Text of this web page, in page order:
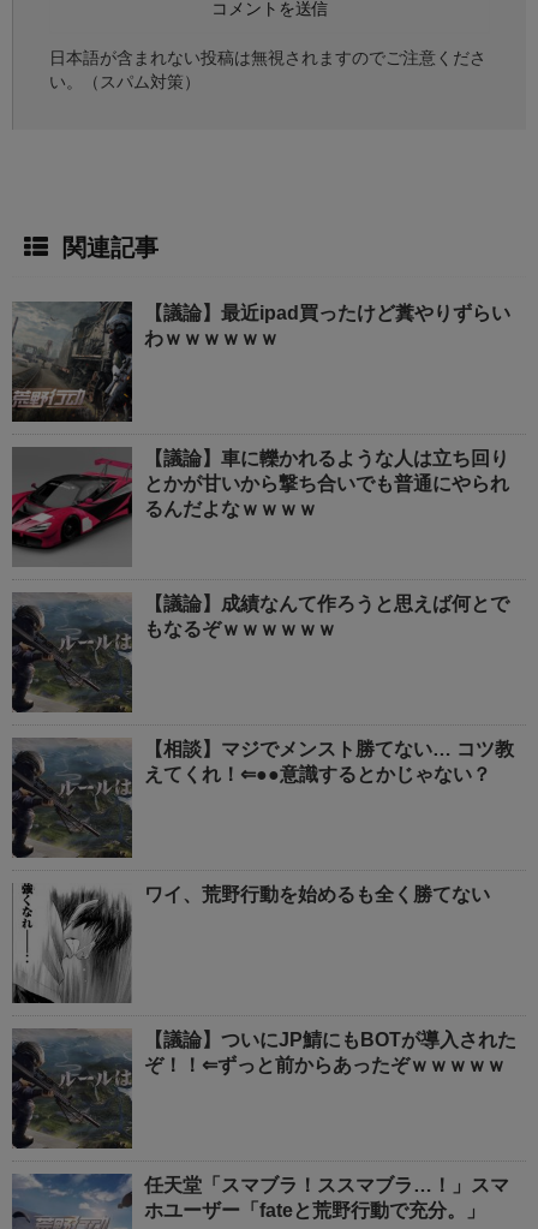
日本語が含まれない投稿は無視されますのでご注意くださ
い。（スパム対策）
関連記事
【議論】最近ipad買ったけど糞やりずらい
わｗｗｗｗｗｗ
【議論】車に轢かれるような人は立ち回り
とかが甘いから撃ち合いでも普通にやられ
るんだよなｗｗｗｗ
【議論】成績なんて作ろうと思えば何とで
もなるぞｗｗｗｗｗｗ
【相談】マジでメンスト勝てない… コツ教
えてくれ！⇐●●意識するとかじゃない？
ワイ、荒野行動を始めるも全く勝てない
【議論】ついにJP鯖にもBOTが導入された
ぞ！！⇐ずっと前からあったぞｗｗｗｗｗ
任天堂「スマブラ！ススマブラ…！」スマ
ホユーザー「fateと荒野行動で充分。」